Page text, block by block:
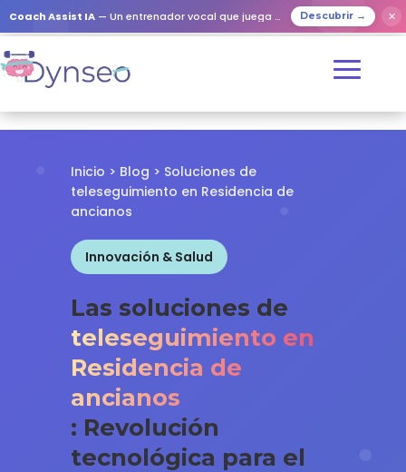
Coach Assist IA — Un entrenador vocal que juega con tus seres queridos Descubrir → ✕
Inicio > Blog > Soluciones de
teleseguimiento en Residencia de
ancianos
Innovación & Salud
Las soluciones de
teleseguimiento en
Residencia de
ancianos
: Revolución
tecnológica para el